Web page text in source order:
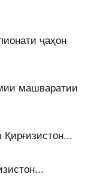
ҷаҳон
машваратии